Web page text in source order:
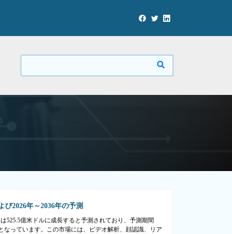
2026年～2036年の予測
525.5億米ドルに成長すると予測されており、予測期間
なっています。この市場には、ビデオ解析、顔認識、リア